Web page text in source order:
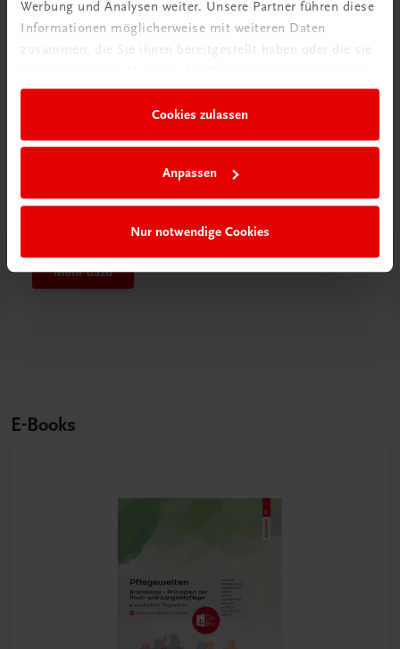
Werbung und Analysen weiter. Unsere Partner führen diese
Informationen möglicherweise mit weiteren Daten
zusammen, die Sie ihnen bereitgestellt haben oder die sie
Cookies zulassen
Anpassen
Nur notwendige Cookies
Das „Digitale
Klassenzimmer“
Mehr dazu
E-Books